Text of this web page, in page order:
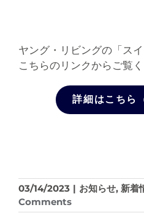
ヤング・リビングの「ス
こちらのリンクからご覧
詳細はこちら
03/14/2023 | お知らせ, 新着
Comments